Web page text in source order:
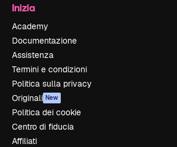
Inizia
Academy
Documentazione
Assistenza
Termini e condizioni
Politica sulla privacy
Originali New
Politica dei cookie
Centro di fiducia
Affiliati